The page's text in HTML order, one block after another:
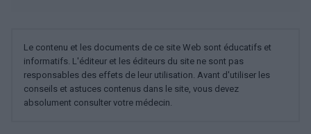
Le contenu et les documents de ce site Web sont éducatifs et
informatifs. L'éditeur et les éditeurs du site ne sont pas
responsables des effets de leur utilisation. Avant d'utiliser les
conseils et astuces contenus dans le site, vous devez
absolument consulter votre médecin.